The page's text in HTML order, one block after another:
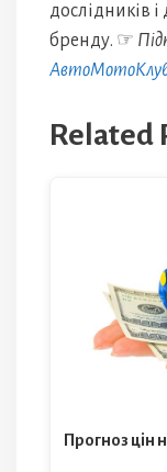
дослідників
бренду. ☞
АвтоМотоКлуб
Related
Прогноз цін